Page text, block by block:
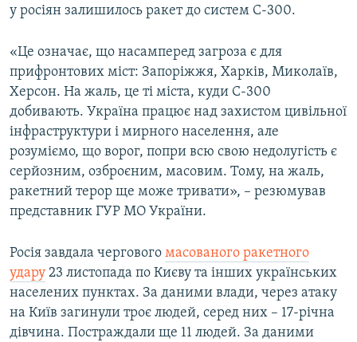
у росіян залишилось ракет до систем С-300.
«Це означає, що насамперед загроза є для
прифронтових міст: Запоріжжя, Харків, Миколаїв,
Херсон. На жаль, це ті міста, куди С-300
добивають. Україна працює над захистом цивільної
інфраструктури і мирного населення, але
розуміємо, що ворог, попри всю свою недолугість є
серйозним, озброєним, масовим. Тому, на жаль,
ракетний терор ще може тривати», – резюмував
представник ГУР МО України.
Росія завдала чергового масованого ракетного
удару 23 листопада по Києву та інших українських
населених пунктах. За даними влади, через атаку
на Київ загинули троє людей, серед них – 17-річна
дівчина. Постраждали ще 11 людей. За даними